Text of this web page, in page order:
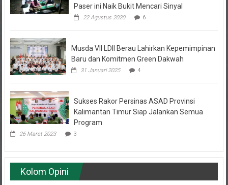
22 Agustus 2020 6
Baru dan Komitmen Green Dakwah
31 Januari 2025 4
Kalimantan Timur Siap Jalankan Semua
Program
26 Maret 2023 3
Kolom Opini